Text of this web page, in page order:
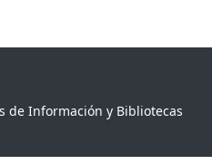
de Información y Bibliotecas